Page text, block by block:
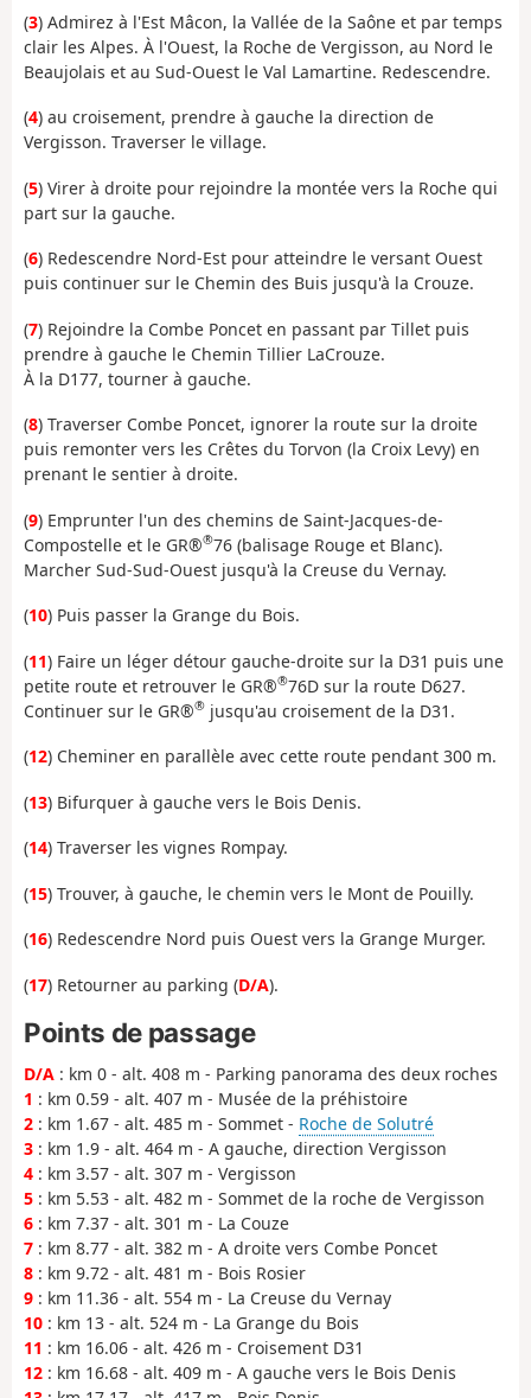
(3) Admirez à l'Est Mâcon, la Vallée de la Saône et par temps
clair les Alpes. À l'Ouest, la Roche de Vergisson, au Nord le
Beaujolais et au Sud-Ouest le Val Lamartine. Redescendre.
(4) au croisement, prendre à gauche la direction de
Vergisson. Traverser le village.
(5) Virer à droite pour rejoindre la montée vers la Roche qui
part sur la gauche.
(6) Redescendre Nord-Est pour atteindre le versant Ouest
puis continuer sur le Chemin des Buis jusqu'à la Crouze.
(7) Rejoindre la Combe Poncet en passant par Tillet puis
prendre à gauche le Chemin Tillier LaCrouze.
À la D177, tourner à gauche.
(8) Traverser Combe Poncet, ignorer la route sur la droite
puis remonter vers les Crêtes du Torvon (la Croix Levy) en
prenant le sentier à droite.
(9) Emprunter l'un des chemins de Saint-Jacques-de-
Compostelle et le GR®®76 (balisage Rouge et Blanc).
Marcher Sud-Sud-Ouest jusqu'à la Creuse du Vernay.
(10) Puis passer la Grange du Bois.
(11) Faire un léger détour gauche-droite sur la D31 puis une
petite route et retrouver le GR®®76D sur la route D627.
Continuer sur le GR®® jusqu'au croisement de la D31.
(12) Cheminer en parallèle avec cette route pendant 300 m.
(13) Bifurquer à gauche vers le Bois Denis.
(14) Traverser les vignes Rompay.
(15) Trouver, à gauche, le chemin vers le Mont de Pouilly.
(16) Redescendre Nord puis Ouest vers la Grange Murger.
(17) Retourner au parking (D/A).
Points de passage
D/A : km 0 - alt. 408 m - Parking panorama des deux roches
1 : km 0.59 - alt. 407 m - Musée de la préhistoire
2 : km 1.67 - alt. 485 m - Sommet - Roche de Solutré
3 : km 1.9 - alt. 464 m - A gauche, direction Vergisson
4 : km 3.57 - alt. 307 m - Vergisson
5 : km 5.53 - alt. 482 m - Sommet de la roche de Vergisson
6 : km 7.37 - alt. 301 m - La Couze
7 : km 8.77 - alt. 382 m - A droite vers Combe Poncet
8 : km 9.72 - alt. 481 m - Bois Rosier
9 : km 11.36 - alt. 554 m - La Creuse du Vernay
10 : km 13 - alt. 524 m - La Grange du Bois
11 : km 16.06 - alt. 426 m - Croisement D31
12 : km 16.68 - alt. 409 m - A gauche vers le Bois Denis